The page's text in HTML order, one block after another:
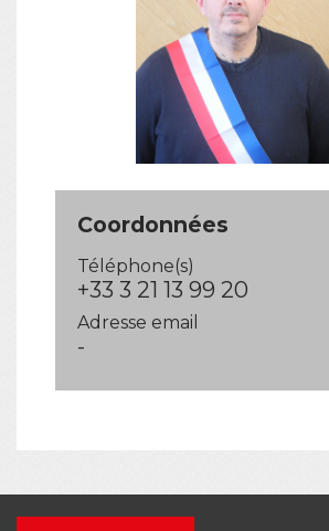
Coordonnées
Téléphone(s)
+33 3 21 13 99 20
Adresse email
-